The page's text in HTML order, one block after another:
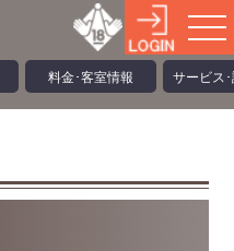
料金･客室情報 サービス